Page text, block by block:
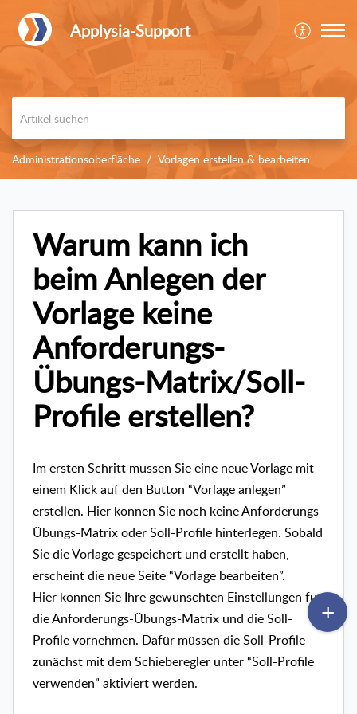
Applysia-Support
Administrationsoberfläche Vorlagen erstellen & bearbeiten
Warum kann ich
beim Anlegen der
Vorlage keine
Anforderungs-
Übungs-Matrix/Soll-
Profile erstellen?
Im ersten Schritt müssen Sie eine neue Vorlage mit
einem Klick auf den Button “Vorlage anlegen”
erstellen. Hier können Sie noch keine Anforderungs-
Übungs-Matrix oder Soll-Profile hinterlegen. Sobald
Sie die Vorlage gespeichert und erstellt haben,
erscheint die neue Seite “Vorlage bearbeiten”.
Hier können Sie Ihre gewünschten Einstellungen für
die Anforderungs-Übungs-Matrix und die Soll-
Profile vornehmen. Dafür müssen die Soll-Profile
zunächst mit dem Schieberegler unter “Soll-Profile
verwenden” aktiviert werden.